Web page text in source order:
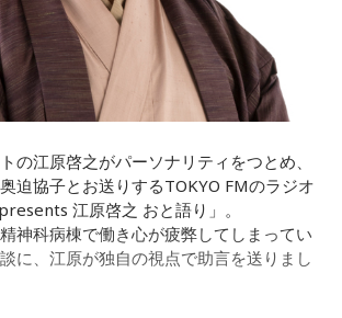
めて関わらせてもらったんですけど、今
ブでやる曲やバンドでやる曲の作り方と
ラマの映像にいかに没頭させるかが重要と
リーでは、音楽を聴いてほしくて作って
ドラマの音楽は、映像を観てもらわない
に聴いてもらったらダメなんですよ。だ
真逆な作り方を体験できて、めちゃめち
の江原啓之がパーソナリティをつとめ、
迫協子とお送りするTOKYO FMのラジオ
江原啓之 おと語り」。
神科病棟で働き心が疲弊してしまってい
に、江原が独自の視点で助言を送りまし